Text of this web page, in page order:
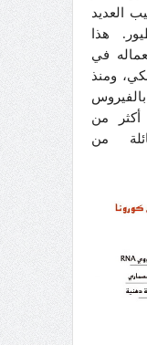
العديد
هذا
في
ومنذ
من
من